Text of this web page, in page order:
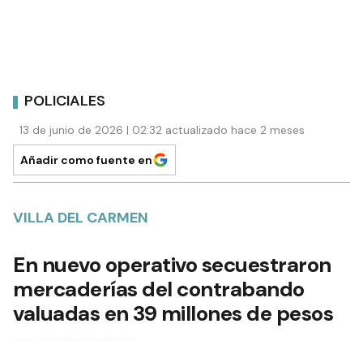
POLICIALES
13 de junio de 2026 | 02:32 actualizado hace 2 meses
Añadir como fuente en
VILLA DEL CARMEN
En nuevo operativo secuestraron
mercaderías del contrabando
valuadas en 39 millones de pesos